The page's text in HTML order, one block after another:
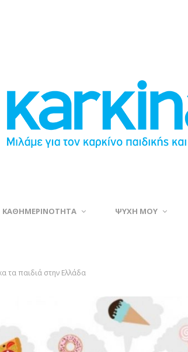
ΚΑΘΗΜΕΡΙΝΟΤΗΤΑ ΨΥΧΗ ΜΟΥ
τα παιδιά στην Ελλάδα